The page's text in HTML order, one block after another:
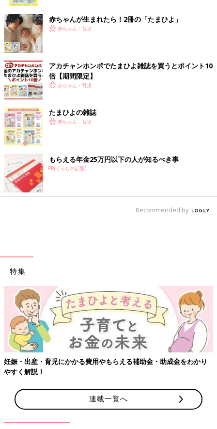
いました(笑)。
また、よく走り回る子で、いつも、おもちゃを追いかけまわして
います。入浴後は、私と追いかけっこ。すぐに保湿しなくてはい
けないのに、娘がリビングにあるすべり台をすべりたくて、走り
出してしまうんです。だから、私は全裸の千尋を追いかけて、最
後はプロレス技みたいな体勢で、押さえて保湿をしています
(笑)。
こんなおてんばな一面があるんですが、一方で、笑顔が天使のよ
うにかわいくて、家族にとっては癒やしの存在なんです。病気を
もって生まれることを自分で選んでわが家に来てくれた、勇敢な
天使のように感じることもあります。
「チーム千尋」で病気に向き合う
千尋ちゃんは食べることが大好き！ 1歳代は風邪が悪化して5回入院しましたが、
――千尋ちゃんは難聴を抱えていますが、日常のコミュニケーシ
ョンはどのようにしているのですか？
赤ちゃんが生まれたら！2冊の「たまひよ」
赤ちゃん・育児
アカチャンホンポでたまひよ雑誌を買うとポイント10
倍【期間限定】
赤ちゃん・育児
たまひよの雑誌
赤ちゃん・育児
もらえる年金25万円以下の人が知るべき事
PR(くらしの話題)
Recommended by
特集
妊娠・出産・育児にかかる費用やもらえる補助金・助成金をわかり
やすく解説！
連載一覧へ